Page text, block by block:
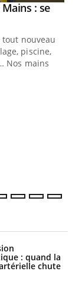
: se
nouveau
piscine,
Nos mains
: quand la
chute